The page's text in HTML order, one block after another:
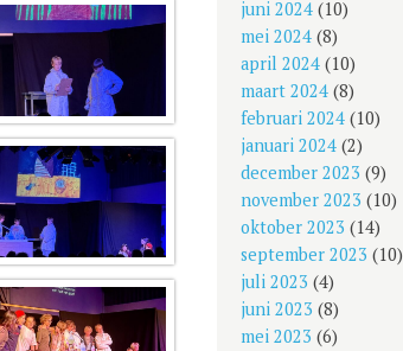
juni 2024 (10)
mei 2024 (8)
april 2024 (10)
maart 2024 (8)
februari 2024 (10)
januari 2024 (2)
december 2023 (9)
november 2023 (10)
oktober 2023 (14)
september 2023 (10)
juli 2023 (4)
juni 2023 (8)
mei 2023 (6)